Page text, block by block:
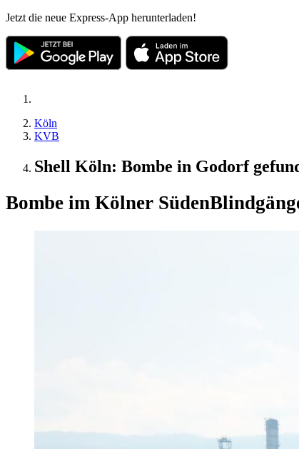
Jetzt die neue Express-App herunterladen!
Köln
KVB
Shell Köln: Bombe in Godorf
Bombe im Kölner Süden